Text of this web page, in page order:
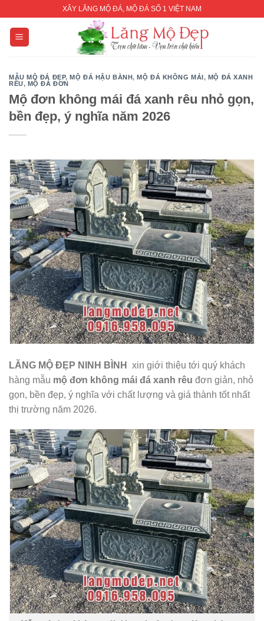
content
XÂY LĂNG MỘ ĐÁ, MỘ ĐÁ SỐ 1 VIỆT NAM
MẪU MỘ ĐÁ ĐẸP,MỘ ĐÁ HẬU BÀNH,MỘ ĐÁ KHÔNG MÁI, MỘ ĐÁ XANH
RÊU, MỘ ĐÁ ĐƠN
Mộ đơn không mái đá xanh rêu nhỏ gọn,
bền đẹp, ý nghĩa năm 2026
LĂNG MỘ ĐẸP NINH BÌNH
xin giới thiệu tới quý khách
hàng mẫu mộ đơn không mái đá xanh rêu đơn giản, nhỏ
gọn, bền đẹp, ý nghĩa với chất lượng và giá thành tốt nhất
thị trường năm 2026.